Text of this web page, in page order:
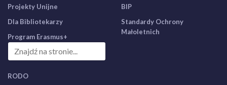
Projekty Unijne
Dla Bibliotekarzy
Program Erasmus+
BIP
Standardy Ochrony
Małoletnich
RODO